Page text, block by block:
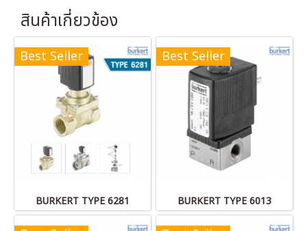
สินค้าเกี่ยวข้อง
Best Seller
BURKERT TYPE 6281
Best Seller
BURKERT TYPE 6013